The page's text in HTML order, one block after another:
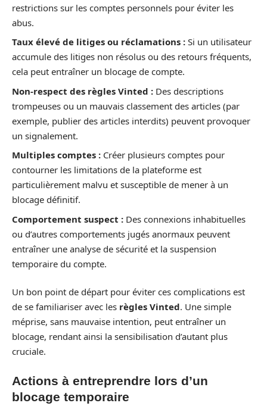
restrictions sur les comptes personnels pour éviter les
abus.
Taux élevé de litiges ou réclamations : Si un utilisateur
accumule des litiges non résolus ou des retours fréquents,
cela peut entraîner un blocage de compte.
Non-respect des règles Vinted : Des descriptions
trompeuses ou un mauvais classement des articles (par
exemple, publier des articles interdits) peuvent provoquer
un signalement.
Multiples comptes : Créer plusieurs comptes pour
contourner les limitations de la plateforme est
particulièrement malvu et susceptible de mener à un
blocage définitif.
Comportement suspect : Des connexions inhabituelles
ou d’autres comportements jugés anormaux peuvent
entraîner une analyse de sécurité et la suspension
temporaire du compte.
Un bon point de départ pour éviter ces complications est
de se familiariser avec les règles Vinted. Une simple
méprise, sans mauvaise intention, peut entraîner un
blocage, rendant ainsi la sensibilisation d’autant plus
cruciale.
Actions à entreprendre lors d’un
blocage temporaire